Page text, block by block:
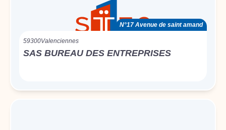
N°17 Avenue de saint amand
59300Valenciennes
SAS BUREAU DES ENTREPRISES